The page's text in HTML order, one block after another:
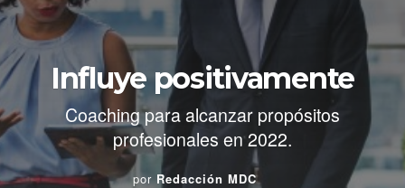
Influye positivamente
Coaching para alcanzar propósitos
profesionales en 2022.
por Redacción MDC